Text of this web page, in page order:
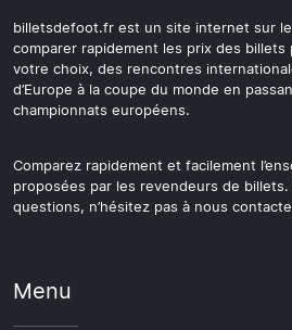
billetsdefoot.fr est un site internet sur
comparer rapidement les prix des
votre choix, des rencontres
d’Europe à la coupe du monde en
championnats européens.
Comparez rapidement et facilement
proposées par les revendeurs de billets.
questions, n’hésitez pas à nous
Menu